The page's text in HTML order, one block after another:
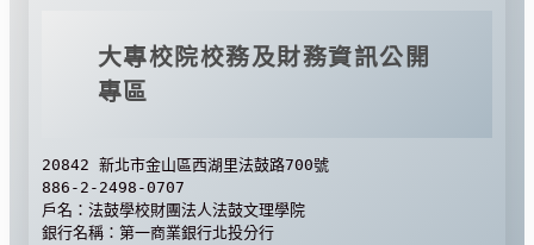
2.配合稽核
內
委
員
正
高
健
讌
伃
法鼓文理學院秘
書室秘書組組長
薛
1.年度稽核計
校
內
文
正
法鼓文理學院人
事室主任
場
長
林
讌
法鼓文理學院總
務處庶務組組長
111學年度內部稽核計畫
113學年度稽核結案報告
112學年度稽核結案報告
大專校院校務及財務資訊公開
專區
20842 新北市金山區西湖里法鼓路700號
886-2-2498-0707
戶名：法鼓學校財團法人法鼓文理學院
銀行名稱：第一商業銀行北投分行